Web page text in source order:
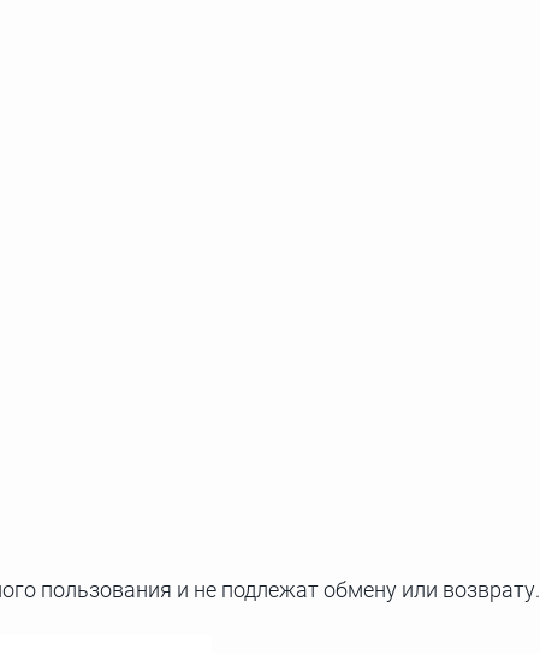
пользования и не подлежат обмену или возврату.